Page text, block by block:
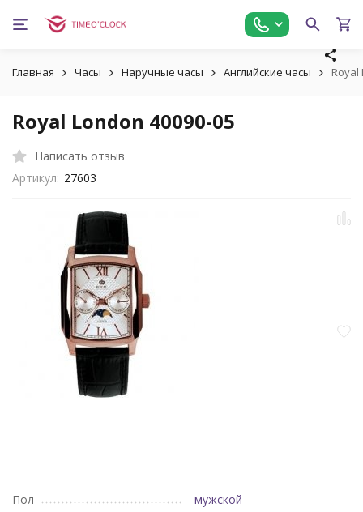
Главная Часы Наручные часы Английские часы Royal
Royal London 40090-05
Написать отзыв
Артикул: 27603
Пол
мужской